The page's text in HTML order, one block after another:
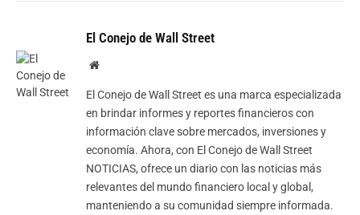
El Conejo de Wall Street
Website
El Conejo de Wall Street es una marca especializada
en brindar informes y reportes financieros con
información clave sobre mercados, inversiones y
economía. Ahora, con El Conejo de Wall Street
NOTICIAS, ofrece un diario con las noticias más
relevantes del mundo financiero local y global,
manteniendo a su comunidad siempre informada.